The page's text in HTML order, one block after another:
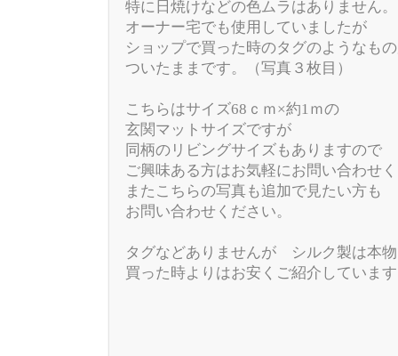
特に日焼けなどの色ムラはありません。
オーナー宅でも使用していましたが
ショップで買った時のタグのようなも
ついたままです。（写真３枚目）
こちらはサイズ68ｃｍ×約1ｍの
玄関マットサイズですが
同柄のリビングサイズもありますので
ご興味ある方はお気軽にお問い合わせ
またこちらの写真も追加で見たい方も
お問い合わせください。
タグなどありませんが シルク製は本
買った時よりはお安くご紹介していま